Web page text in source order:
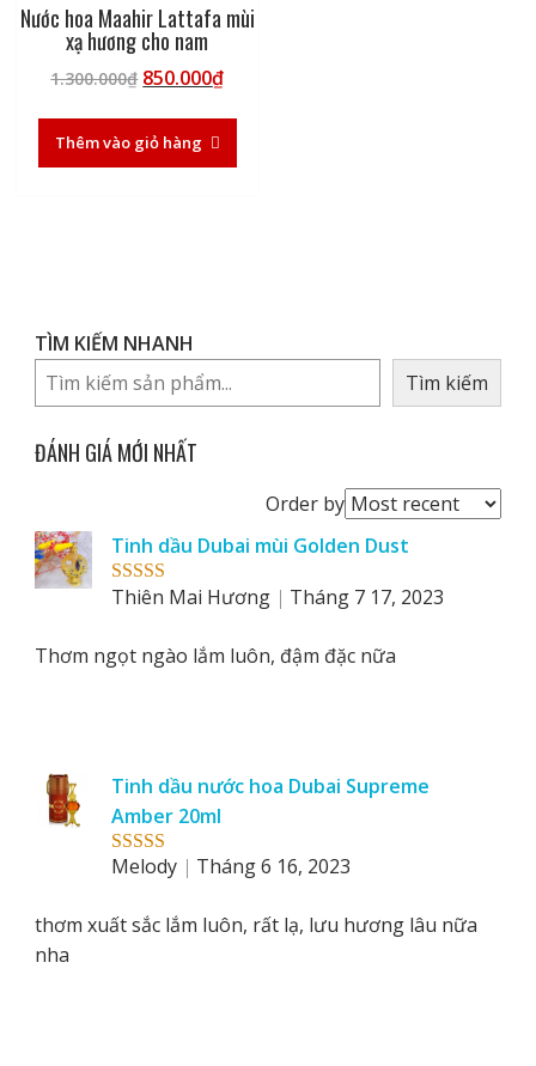
Nước hoa Maahir Lattafa mùi
xạ hương cho nam
1.300.000₫ Giá
là:
1.300.000₫.
850.000₫Giá
là:
Thêm vào giỏ hàng
TÌM KIẾM NHANH
Tìm kiếm
ĐÁNH GIÁ MỚI NHẤT
Order byOrder
by
Rated5 out
Tinh dầu Dubai mùi Golden Dust
Thiên Mai Hương
Tháng 7 17, 2023
Thơm ngọt ngào lắm luôn, đậm đặc nữa
Rated5out
Tinh dầu nước hoa Dubai Supreme
Amber 20ml
Melody
Tháng 6 16, 2023
thơm xuất sắc lắm luôn, rất lạ, lưu hương lâu nữa
nha